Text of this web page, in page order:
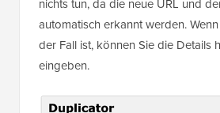
nichts tun, da die neue URL und
automatisch erkannt werden.
der Fall ist, können Sie die Details
eingeben.